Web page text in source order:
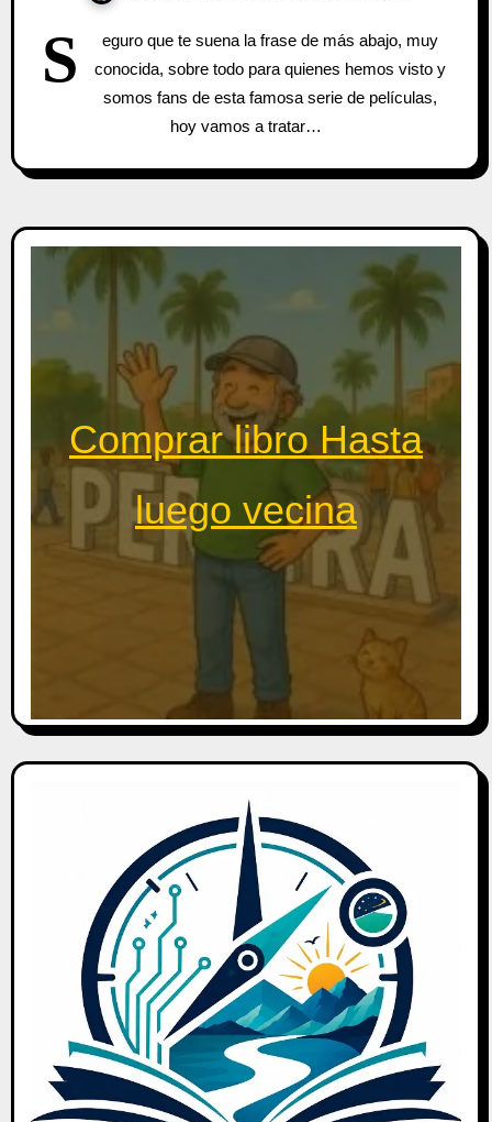
S
eguro que te suena la frase de más abajo, muy
conocida, sobre todo para quienes hemos visto y
somos fans de esta famosa serie de películas,
hoy vamos a tratar…
Comprar libro Hasta
luego vecina